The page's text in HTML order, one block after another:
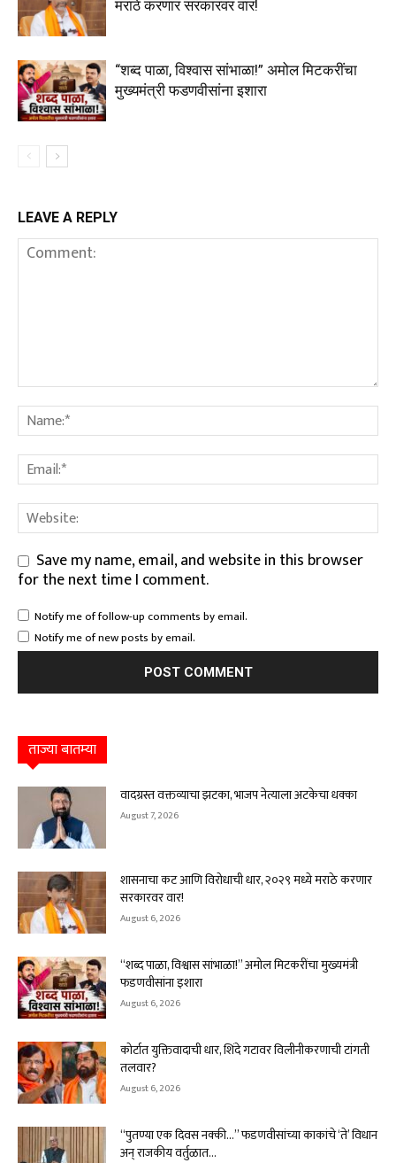
मराठे करणार सरकारवर वार!
“शब्द पाळा, विश्वास सांभाळा!” अमोल मिटकरींचा
मुख्यमंत्री फडणवीसांना इशारा
LEAVE A REPLY
Save my name, email, and website in this browser
for the next time I comment.
Notify me of follow-up comments by email.
Notify me of new posts by email.
ताज्या बातम्या
वादग्रस्त वक्तव्याचा झटका, भाजप नेत्याला अटकेचा धक्का
August 7, 2026
शासनाचा कट आणि विरोधाची धार, २०२९ मध्ये मराठे करणार
सरकारवर वार!
August 6, 2026
“शब्द पाळा, विश्वास सांभाळा!” अमोल मिटकरींचा मुख्यमंत्री
फडणवीसांना इशारा
August 6, 2026
कोर्टात युक्तिवादाची धार, शिंदे गटावर विलीनीकरणाची टांगती
तलवार?
August 6, 2026
“पुतण्या एक दिवस नक्की…” फडणवीसांच्या काकांचे ‘ते’ विधान
अन् राजकीय वर्तुळात...